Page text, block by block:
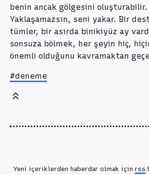
benin ancak gölgesini oluşturabilir.
Yaklaşamazsın, seni yakar. Bir
tümler, bir asırda binikiyüz ay
sonsuza bölmek, her şeyin hiç,
önemli olduğunu kavramaktan
#deneme
Yeni içeriklerden haberdar olmak için rss